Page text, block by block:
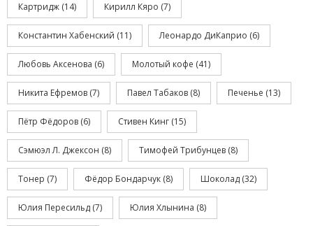
Картридж (14) Кирилл Кяро (7)
Константин Хабенский (11) Леонардо ДиКаприо (6)
Любовь Аксенова (6) Молотый кофе (41)
Никита Ефремов (7) Павел Табаков (8) Печенье (13)
Пётр Фёдоров (6) Стивен Кинг (15)
Сэмюэл Л. Джексон (8) Тимофей Трибунцев (8)
Тонер (7) Фёдор Бондарчук (8) Шоколад (32)
Юлия Пересильд (7) Юлия Хлынина (8)